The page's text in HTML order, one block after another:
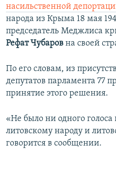
насильственной
народа из Крыма 18 мая
председатель Меджлиса
Рефат Чубаров на своей
По его словам, из
депутатов парламента 77
принятие этого решения.
«Не было ни одного голоса
литовскому народу и
говорится в сообщении.